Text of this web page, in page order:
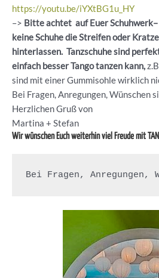
https://youtu.be/iYXtBG1u_HY
–> Bitte achtet auf Euer
keine Schuhe die Streifen oder
hinterlassen. Tanzschuhe sind
einfach besser Tango tanzen kann,
sind mit einer Gummisohle wirklich
Bei Fragen, Anregungen, Wünschen
Herzlichen Gruß von
Martina + Stefan
Wir wünschen Euch weiterhin viel Freude mit
Bei Fragen, Anregungen,